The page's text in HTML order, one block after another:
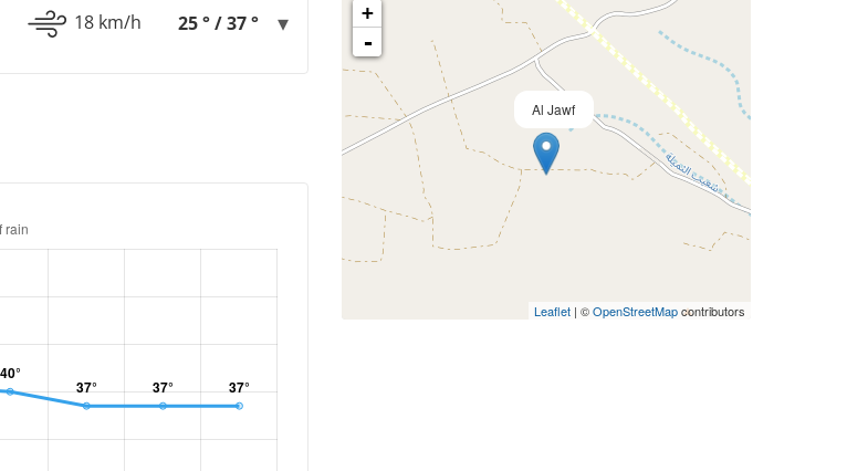
18 km/h 25 ° / 37 °
Al Jawf
+
-
Leaflet | ©OpenStreetMapcontributors